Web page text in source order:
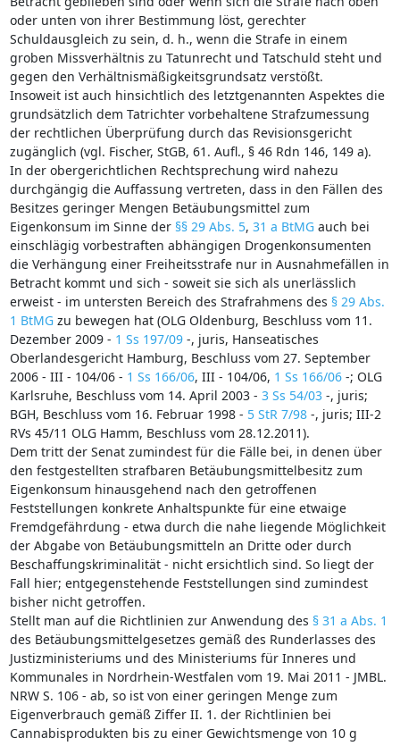
oder unten von ihrer Bestimmung löst, gerechter
Schuldausgleich zu sein, d. h., wenn die Strafe in einem
groben Missverhältnis zu Tatunrecht und Tatschuld steht und
gegen den Verhältnismäßigkeitsgrundsatz verstößt.
Insoweit ist auch hinsichtlich des letztgenannten Aspektes die
grundsätzlich dem Tatrichter vorbehaltene Strafzumessung
der rechtlichen Überprüfung durch das Revisionsgericht
zugänglich (vgl. Fischer, StGB, 61. Aufl., § 46 Rdn 146, 149 a).
In der obergerichtlichen Rechtsprechung wird nahezu
durchgängig die Auffassung vertreten, dass in den Fällen des
Besitzes geringer Mengen Betäubungsmittel zum
Eigenkonsum im Sinne der §§ 29 Abs. 5, 31 a BtMGauch bei
einschlägig vorbestraften abhängigen Drogenkonsumenten
die Verhängung einer Freiheitsstrafe nur in Ausnahmefällen in
Betracht kommt und sich - soweit sie sich als unerlässlich
erweist - im untersten Bereich des Strafrahmens des § 29 Abs.
1 BtMGzu bewegen hat (OLG Oldenburg, Beschluss vom 11.
Dezember 2009 - 1 Ss 197/09-, juris, Hanseatisches
Oberlandesgericht Hamburg, Beschluss vom 27. September
2006 - III - 104/06 - 1 Ss 166/06, III - 104/06, 1 Ss 166/06-; OLG
Karlsruhe, Beschluss vom 14. April 2003 - 3 Ss 54/03-, juris;
BGH, Beschluss vom 16. Februar 1998 - 5 StR 7/98-, juris; III-2
RVs 45/11 OLG Hamm, Beschluss vom 28.12.2011).
Dem tritt der Senat zumindest für die Fälle bei, in denen über
den festgestellten strafbaren Betäubungsmittelbesitz zum
Eigenkonsum hinausgehend nach den getroffenen
Feststellungen konkrete Anhaltspunkte für eine etwaige
Fremdgefährdung - etwa durch die nahe liegende Möglichkeit
der Abgabe von Betäubungsmitteln an Dritte oder durch
Beschaffungskriminalität - nicht ersichtlich sind. So liegt der
Fall hier; entgegenstehende Feststellungen sind zumindest
bisher nicht getroffen.
Stellt man auf die Richtlinien zur Anwendung des § 31 a Abs. 1
des Betäubungsmittelgesetzes gemäß des Runderlasses des
Justizministeriums und des Ministeriums für Inneres und
Kommunales in Nordrhein-Westfalen vom 19. Mai 2011 - JMBL.
NRW S. 106 - ab, so ist von einer geringen Menge zum
Eigenverbrauch gemäß Ziffer II. 1. der Richtlinien bei
Cannabisprodukten bis zu einer Gewichtsmenge von 10 g